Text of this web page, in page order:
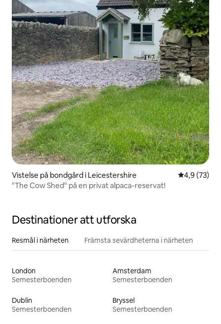
Vistelse på bondgård i Leicestershire 4,9 av 5 i
4,9 (73)
"The Cow Shed" på en privat alpaca-reservat!
Destinationer att utforska
Resmål i närheten Främsta sevärdheterna i närheten
London
Semesterboenden
Amsterdam
Semesterboenden
Dublin
Semesterboenden
Bryssel
Semesterboenden